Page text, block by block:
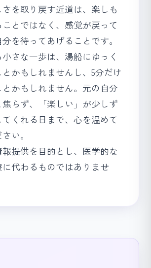
を取り戻す近道は、楽しも
ことではなく、感覚が戻って
を待ってあげることです。
さな一歩は、湯船にゆっく
とかもしれませんし、5分だけ
かもしれません。元の自分
らず、「楽しい」が少しず
くれる日まで、心を温めて
い。
提供を目的とし、医学的な
代わるものではありませ